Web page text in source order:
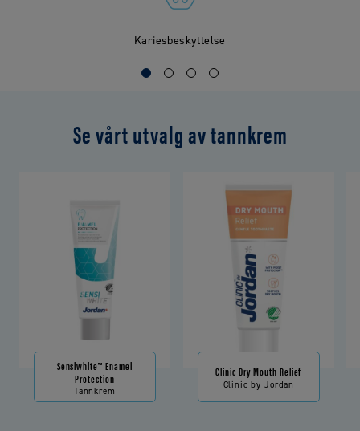
Kariesbeskyttelse
Se vårt utvalg av tannkrem
Sensiwhite™ Enamel
Protection
Tannkrem
Clinic Dry Mouth Relief
Clinic by Jordan